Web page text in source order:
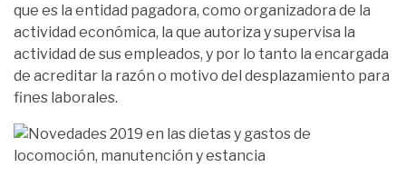
que es la entidad pagadora, como organizadora de la
actividad económica, la que autoriza y supervisa la
actividad de sus empleados, y por lo tanto la encargada
de acreditar la razón o motivo del desplazamiento para
fines laborales.